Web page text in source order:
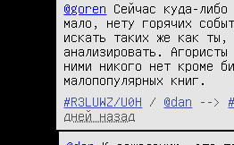
@goren Сейчас куда-либо
мало, нету горячих
искать таких же как ты,
анализировать.
ними никого нет кроме
малопопулярных книг.
#R3LUWZ/U0H
/ @dan -->
дней назад